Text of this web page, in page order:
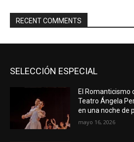
RECENT COMMENTS
SELECCIÓN ESPECIAL
El Romanticismo
Teatro Ángela
en una noche de
mayo 16, 2026